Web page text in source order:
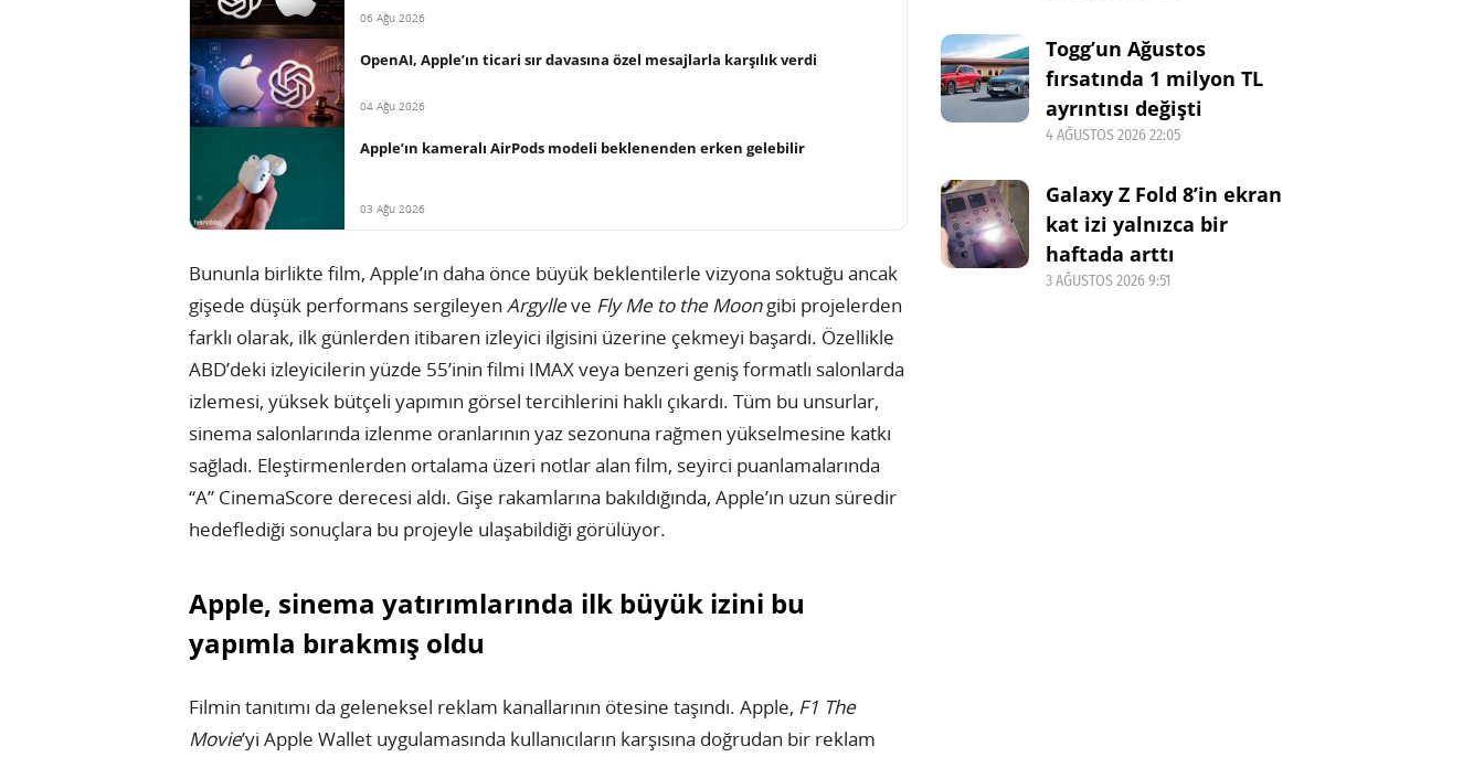
06 Ağu 2026
OpenAI, Apple’ın ticari sır davasına özel mesajlarla karşılık verdi
04 Ağu 2026
Apple’ın kameralı AirPods modeli beklenenden erken gelebilir
03 Ağu 2026
Bununla birlikte film, Apple’ın daha önce büyük beklentilerle vizyona soktuğu ancak
gişede düşük performans sergileyen Argylleve Fly Me to the Moongibi projelerden
farklı olarak, ilk günlerden itibaren izleyici ilgisini üzerine çekmeyi başardı. Özellikle
ABD’deki izleyicilerin yüzde 55’inin filmi IMAX veya benzeri geniş formatlı salonlarda
izlemesi, yüksek bütçeli yapımın görsel tercihlerini haklı çıkardı. Tüm bu unsurlar,
sinema salonlarında izlenme oranlarının yaz sezonuna rağmen yükselmesine katkı
sağladı. Eleştirmenlerden ortalama üzeri notlar alan film, seyirci puanlamalarında
“A” CinemaScore derecesi aldı. Gişe rakamlarına bakıldığında, Apple’ın uzun süredir
hedeflediği sonuçlara bu projeyle ulaşabildiği görülüyor.
Apple, sinema yatırımlarında ilk büyük izini bu
yapımla bırakmış oldu
Filmin tanıtımı da geleneksel reklam kanallarının ötesine taşındı. Apple, F1 The
Movie’yi Apple Wallet uygulamasında kullanıcıların karşısına doğrudan bir reklam
Togg’un Ağustos
fırsatında 1 milyon TL
ayrıntısı değişti
4 AĞUSTOS 2026 22:05
Galaxy Z Fold 8’in ekran
kat izi yalnızca bir
haftada arttı
3 AĞUSTOS 2026 9:51